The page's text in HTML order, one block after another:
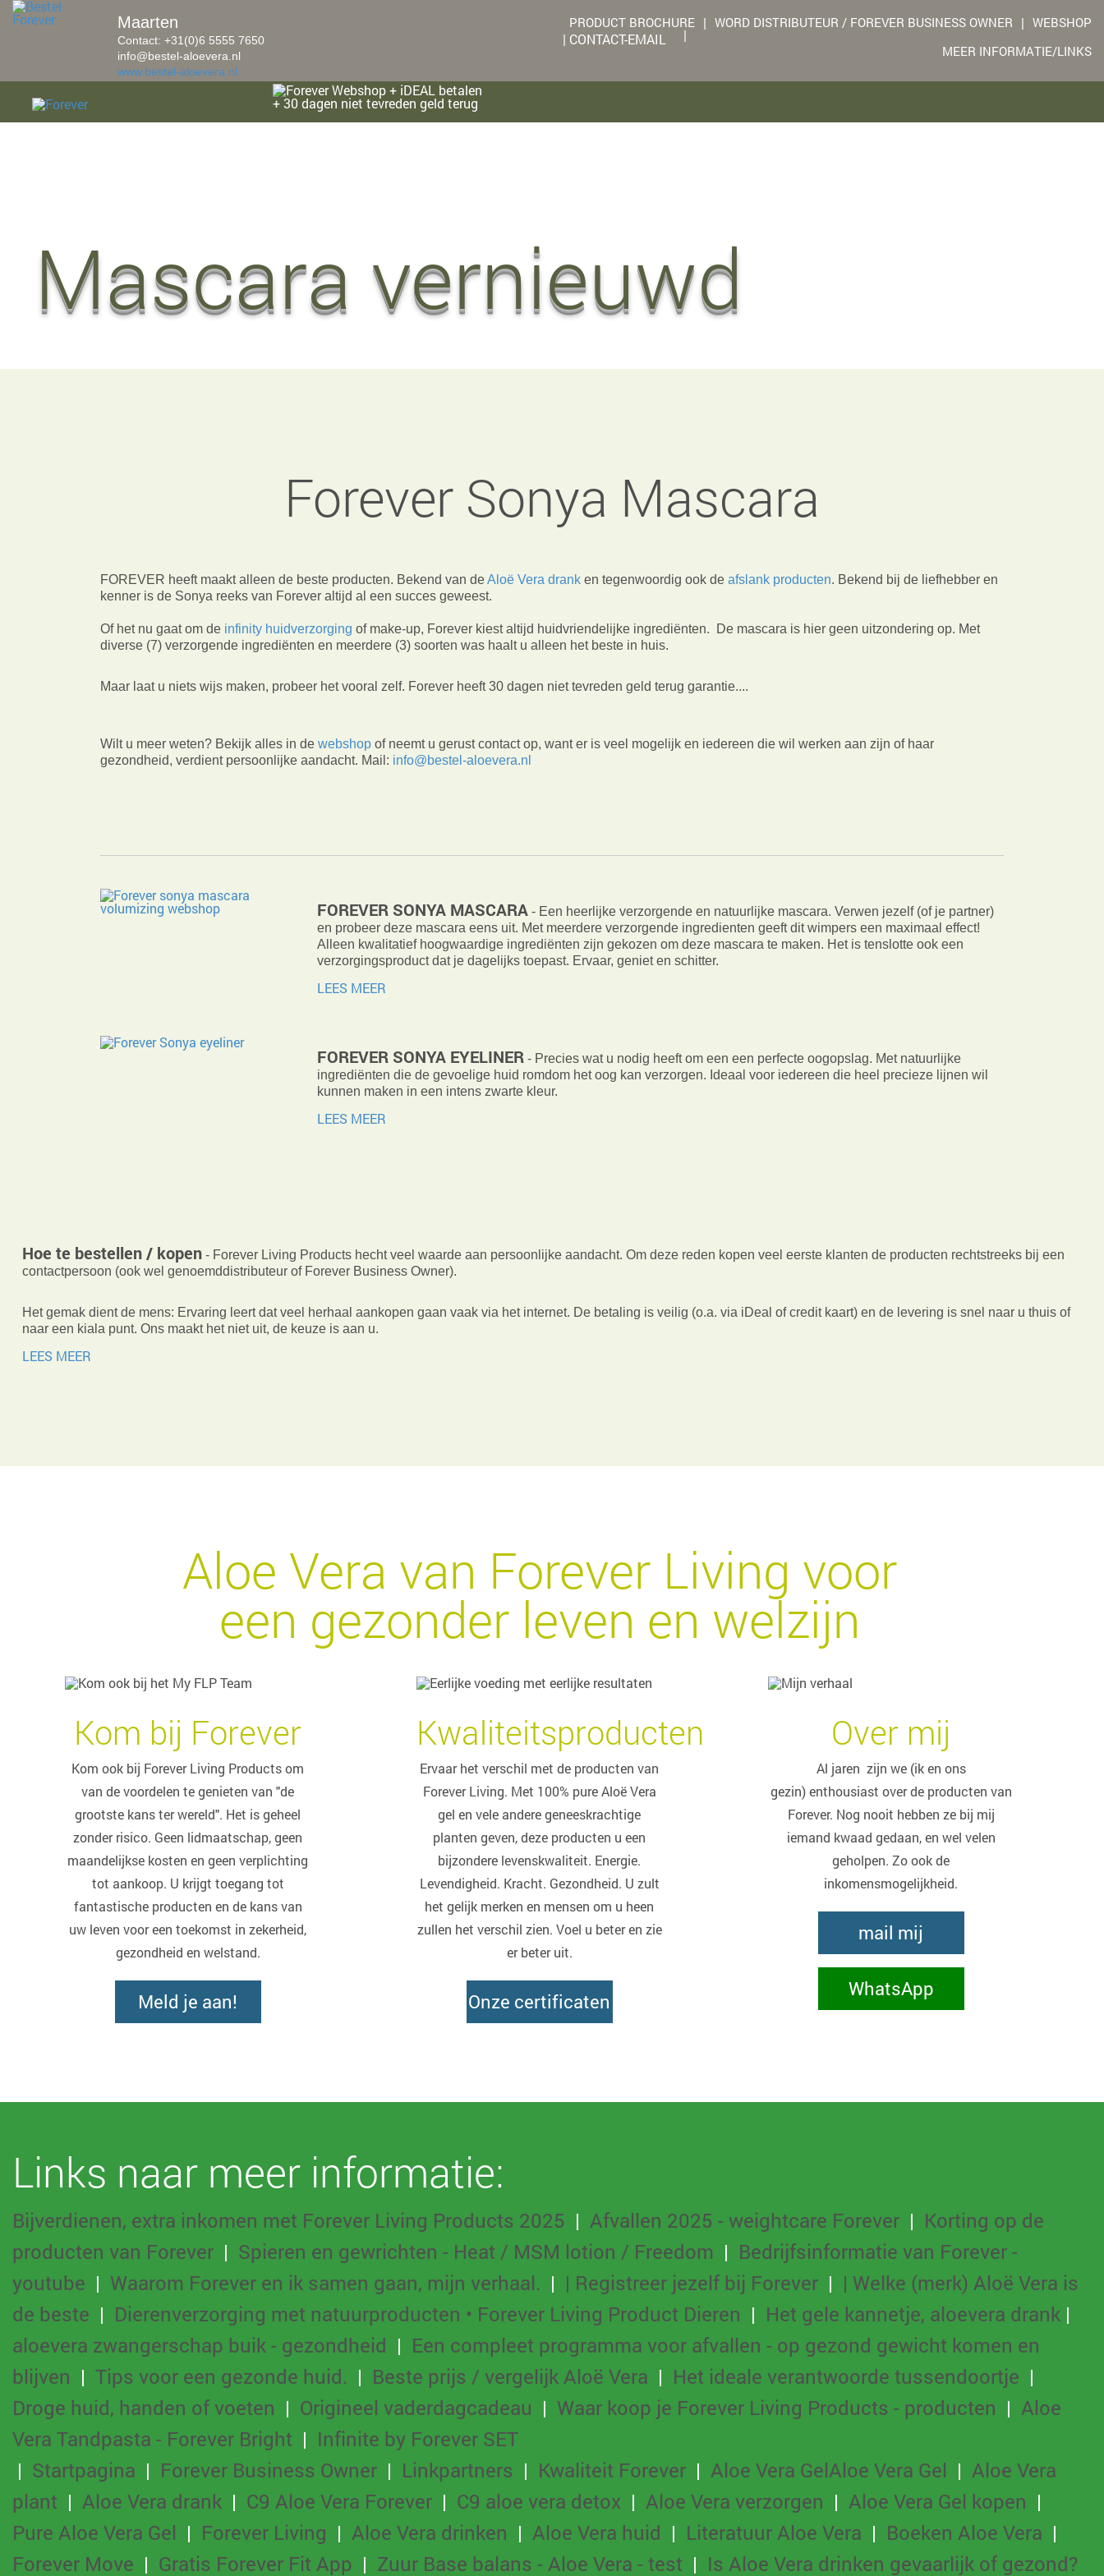
Maarten
Contact: +31(0)6 5555 7650
info@bestel-aloevera.nl
www.bestel-aloevera.nl
WEBSHOP
|
WORD DISTRIBUTEUR / FOREVER BUSINESS OWNER
|
PRODUCT BROCHURE
|
MEER INFORMATIE/LINKS
| CONTACT-EMAIL
Webshop + iDEAL betalen
+ 30 dagen niet tevreden geld terug
Mascara vernieuwd
Forever Sonya Mascara
FOREVER heeft maakt alleen de beste producten. Bekend van deAloë Vera drank en tegenwoordig ook de afslank producten. Bekend bij de liefhebber en
kenner is de Sonya reeks van Forever altijd al een succes geweest.
Of het nu gaat om de infinity huidverzorging of make-up, Forever kiest altijd huidvriendelijke ingrediënten. De mascara is hier geen uitzondering op. Met
diverse (7) verzorgende ingrediënten en meerdere (3) soorten was haalt u alleen het beste in huis.
Maar laat u niets wijs maken, probeer het vooral zelf. Forever heeft 30 dagen niet tevreden geld terug garantie....
Wilt u meer weten? Bekijk alles in de webshop of neemt u gerust contact op, want er is veel mogelijk en iedereen die wil werken aan zijn of haar
gezondheid, verdient persoonlijke aandacht. Mail: info@bestel-aloevera.nl
FOREVER SONYA MASCARA - Een heerlijke verzorgende en natuurlijke mascara. Verwen jezelf (of je partner)
en probeer deze mascara eens uit. Met meerdere verzorgende ingredienten geeft dit wimpers een maximaal effect!
Alleen kwalitatief hoogwaardige ingrediënten zijn gekozen om deze mascara te maken. Het is tenslotte ook een
verzorgingsproduct dat je dagelijks toepast. Ervaar, geniet en schitter.
LEES MEER
FOREVER SONYA EYELINER - Precies wat u nodig heeft om een een perfecte oogopslag. Met natuurlijke
ingrediënten die de gevoelige huid romdom het oog kan verzorgen. Ideaal voor iedereen die heel precieze lijnen wil
kunnen maken in een intens zwarte kleur.
LEES MEER
Hoe te bestellen / kopen - Forever Living Products hecht veel waarde aan persoonlijke aandacht. Om deze reden kopen veel eerste klanten de producten rechtstreeks bij een
contactpersoon (ook wel genoemddistributeur of Forever Business Owner).
Het gemak dient de mens: Ervaring leert dat veel herhaal aankopen gaan vaak via het internet. De betaling is veilig (o.a. via iDeal of credit kaart) en de levering is snel naar u thuis of
naar een kiala punt. Ons maakt het niet uit, de keuze is aan u.
LEES MEER
Aloe Vera van Forever Living voor
een gezonder leven en welzijn
Kom bij Forever
Kom ook bij Forever Living Products om
van de voordelen te genieten van "de
grootste kans ter wereld". Het is geheel
zonder risico. Geen lidmaatschap, geen
maandelijkse kosten en geen verplichting
tot aankoop. U krijgt toegang tot
fantastische producten en de kans van
uw leven voor een toekomst in zekerheid,
gezondheid en welstand.
Meld je aan!
Kwaliteitsproducten
Ervaar het verschil met de producten van
Forever Living. Met 100% pure Aloë Vera
gel en vele andere geneeskrachtige
planten geven, deze producten u een
bijzondere levenskwaliteit. Energie.
Levendigheid. Kracht. Gezondheid. U zult
het gelijk merken en mensen om u heen
zullen het verschil zien. Voel u beter en zie
er beter uit.
Onze certificaten
Over mij
Al jaren zijn we (ik en ons
gezin) enthousiast over de producten van
Forever. Nog nooit hebben ze bij mij
iemand kwaad gedaan, en wel velen
geholpen. Zo ook de
inkomensmogelijkheid.
mail mij
WhatsApp
Links naar meer informatie:
Bijverdienen, extra inkomen met Forever Living Products 2025 | Afvallen 2025 - weightcare Forever | Korting op de
producten van Forever | Spieren en gewrichten - Heat / MSM lotion / Freedom | Bedrijfsinformatie van Forever -
youtube | Waarom Forever en ik samen gaan, mijn verhaal. | | Registreer jezelf bij Forever | | Welke (merk) Aloë Vera is
de beste | Dierenverzorging met natuurproducten • Forever Living Product Dieren | Het gele kannetje, aloevera drank |
aloevera zwangerschap buik - gezondheid | Een compleet programma voor afvallen - op gezond gewicht komen en
blijven | Tips voor een gezonde huid. | Beste prijs / vergelijk Aloë Vera | Het ideale verantwoorde tussendoortje |
Droge huid, handen of voeten | Origineel vaderdagcadeau | Waar koop je Forever Living Products - producten | Aloe
Vera Tandpasta - Forever Bright | Infinite by Forever SET
| Startpagina | Forever Business Owner | Linkpartners | Kwaliteit Forever | Aloe Vera GelAloe Vera Gel | Aloe Vera
plant | Aloe Vera drank | C9 Aloe Vera Forever | C9 aloe vera detox | Aloe Vera verzorgen | Aloe Vera Gel kopen |
Pure Aloe Vera Gel | Forever Living | Aloe Vera drinken | Aloe Vera huid | Literatuur Aloe Vera | Boeken Aloe Vera |
Forever Move | Gratis Forever Fit App | Zuur Base balans - Aloe Vera - test | Is Aloe Vera drinken gevaarlijk of gezond?